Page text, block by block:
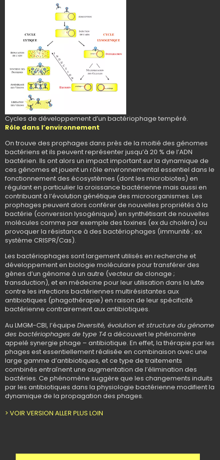
Cycles de développement d’un bactériophage tempéré.
Rôle dans l’environnement
On trouve des prophages dans près de la moitié des génomes
bactériens et ils peuvent représenter jusqu’à 20 % de l’ADN
bactérien. Ils ont alors un impact important sur la dynamique de
ces génomes et jouent un rôle environnemental essentiel dans le
fonctionnement des écosystèmes (dont les microbiotes) en
régulant en particulier la croissance bactérienne mais aussi en
contribuant à l’évolution génétique des microorganismes. Les
prophages peuvent alors conférer de nouvelles propriétés à la
bactérie (conversion lysogénique) en synthétisant de nouvelles
molécules comme par exemple des toxines (ex du choléra) ou
provoquer la résistance à des bactériophages (immunité ; ex
système CRISPR/Cas).
Les bactériophages sont largement utilisés en recherche et
développement en biologie moléculaire pour transférer des
gènes d’un génome à un autre (vecteur de clonage ;
transduction), et en médecine pour leur utilisation dans la lutte
contre les infections bactériennes multirésistantes aux
antibiotiques (phagothérapie) en raison de leur spécificité
bactérienne contrairement aux antibiotiques.
Au LMGM-CBI, l’équipe Diversité, évolution et structure du génome
des bactériophages de type T4a découvert le phénomène
appelé synergie phage – antibiotique. En effet, la thérapie par les
phages est essentiellement réalisée en combinaison avec une
large gamme d’antibiotiques, et ce type de traitements
combinés entraînent une augmentation de l’élimination des
bactéries. Ce phénomène suggère que les changements induits
par les antibiotiques dans la physiologie bactérienne modifient la
dynamique de la propagation des phages.
> VOIR VERSION ALLER PLUS LOIN